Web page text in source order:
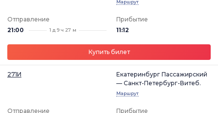
Маршрут
Отправление
21:00
1 д 9 ч 27 м
Прибытие
11:12
Купить билет
271И
Екатеринбург Пассажирский
— Санкт-Петербург-Витеб.
Маршрут
Отправление Прибытие